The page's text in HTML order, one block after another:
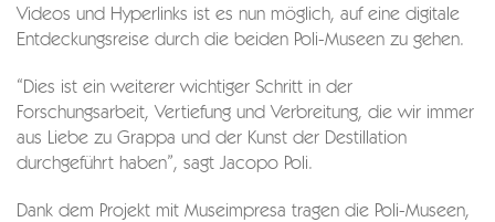
Videos und Hyperlinks ist es nun möglich, auf eine digitale
Entdeckungsreise durch die beiden Poli-Museen zu gehen.
“Dies ist ein weiterer wichtiger Schritt in der
Forschungsarbeit, Vertiefung und Verbreitung, die wir immer
aus Liebe zu Grappa und der Kunst der Destillation
durchgeführt haben”, sagt Jacopo Poli.
Dank dem Projekt mit Museimpresa tragen die Poli-Museen,